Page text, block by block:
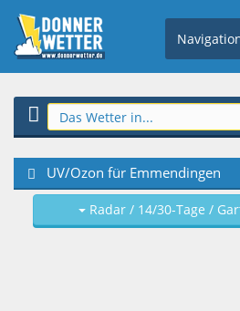
UV/Ozon für Emmendingen
Radar / 14/30-Tage /